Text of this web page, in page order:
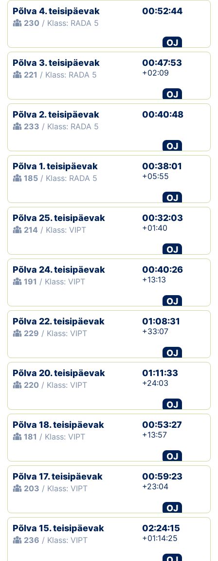
Põlva 4. teisipäevak
230 / Klass: RADA 5
00:52:44
OJ
Põlva 3. teisipäevak
221 / Klass: RADA 5
00:47:53
+02:09
OJ
Põlva 2. teisipäevak
233 / Klass: RADA 5
00:40:48
OJ
Põlva 1. teisipäevak
185 / Klass: RADA 5
00:38:01
+05:55
OJ
Põlva 25. teisipäevak
214 / Klass: VIPT
00:32:03
+01:40
OJ
Põlva 24. teisipäevak
191 / Klass: VIPT
00:40:26
+13:13
OJ
Põlva 22. teisipäevak
229 / Klass: VIPT
01:08:31
+33:07
OJ
Põlva 20. teisipäevak
220 / Klass: VIPT
01:11:33
+24:03
OJ
Põlva 18. teisipäevak
181 / Klass: VIPT
00:53:27
+13:57
OJ
Põlva 17. teisipäevak
203 / Klass: VIPT
00:59:23
+23:04
OJ
Põlva 15. teisipäevak
236 / Klass: VIPT
02:24:15
+01:14:25